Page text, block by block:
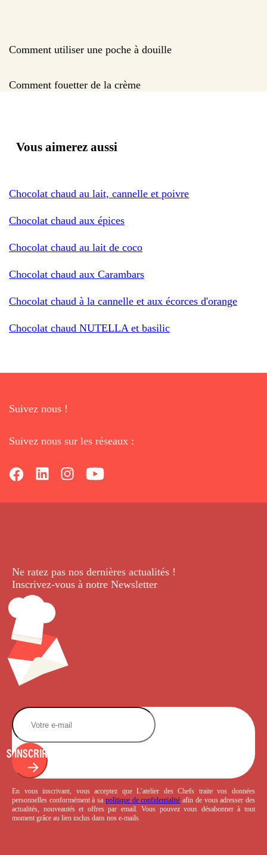
Comment utiliser une poche à douille
Comment fouetter de la crème
Vous aimerez aussi
Chocolat chaud au lait, cannelle et poivre
Chocolat chaud aux épices
Chocolat chaud au lait de coco
Chocolat chaud aux Carambars
Chocolat chaud à la cannelle et aux écorces d'orange
Chocolat chaud NUTELLA et basilic
Suivez nous !
Suivez nous sur les réseaux :
Ne ratez pas nos dernières actualités !
Inscrivez-vous à notre Newsletter.
S'INSCRIRE
En vous inscrivant, vous acceptez que L’atelier des Chefs traite vos données
personnelles conformément à sa politique de confidentialité afin de vous adresser des
actualités, nouveautés et offres par email. Vous pouvez vous désabonner à tout
moment grâce au lien inclus dans nos e-mails.